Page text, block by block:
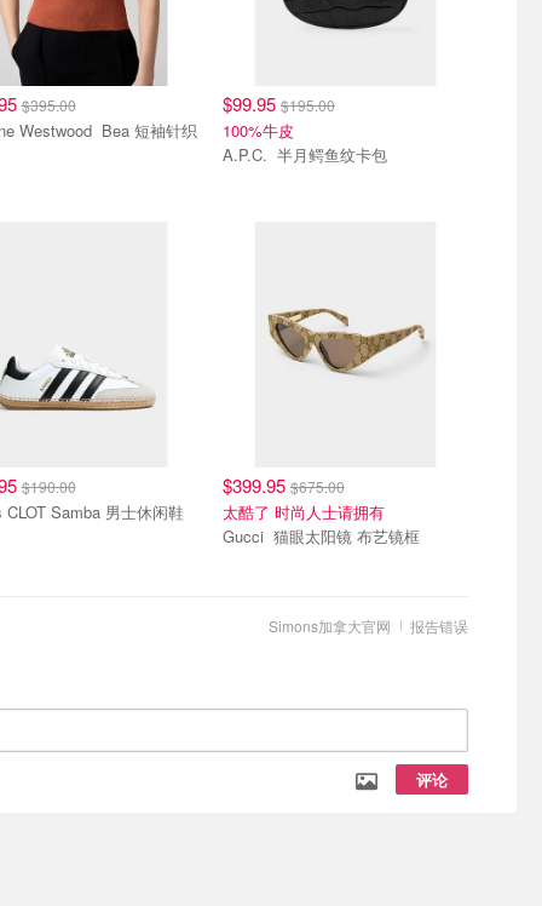
$395.00
Bea 短袖针织
$99.95 $195.00
100%牛皮
A.P.C. 半月鳄鱼纹卡包
$190.00
CLOT Samba 男士休闲鞋
$399.95 $675.00
太酷了 时尚人士请拥有
Gucci 猫眼太阳镜 布艺镜框
报告错误
Simons加拿大官网
评论